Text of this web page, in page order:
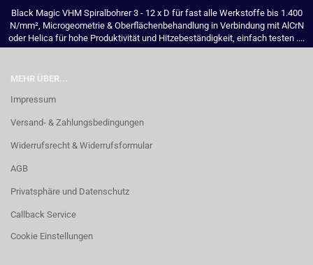
Black Magic VHM Spiralbohrer 3 - 12 x D für fast alle Werkstoffe bis 1.400
N/mm², Microgeometrie & Oberflächenbehandlung in Verbindung mit AlCrN
oder Helica für hohe Produktivität und Hitzebeständigkeit, einfach testen ....
MEHR ÜBER...
Impressum
Versand- & Zahlungsbedingungen
Widerrufsrecht & Widerrufsformular
AGB
Privatsphäre und Datenschutz
Callback Service
Cookie Einstellungen